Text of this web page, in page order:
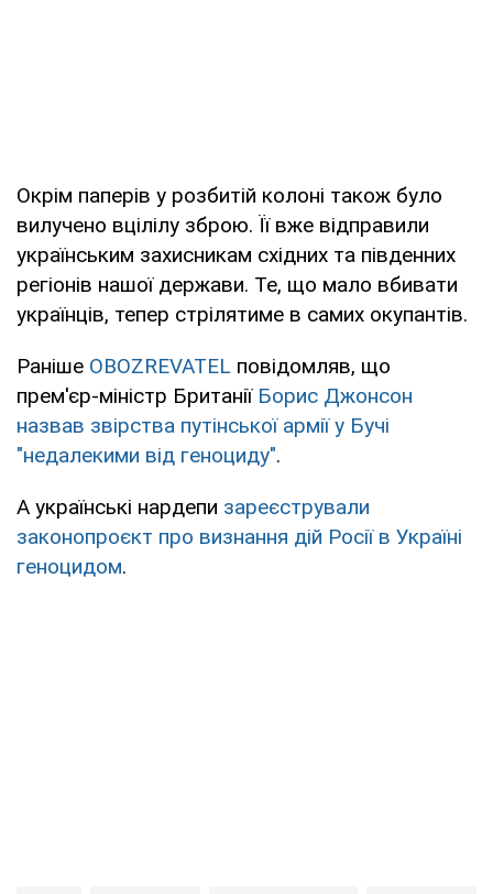
Окрім паперів у розбитій колоні також було
вилучено вцілілу зброю. Її вже відправили
українським захисникам східних та південних
регіонів нашої держави. Те, що мало вбивати
українців, тепер стрілятиме в самих окупантів.
Раніше OBOZREVATEL повідомляв, що
прем'єр-міністр Британії Борис Джонсон
назвав звірства путінської армії у Бучі
"недалекими від геноциду".
А українські нардепи зареєстрували
законопроєкт про визнання дій Росії в Україні
геноцидом.